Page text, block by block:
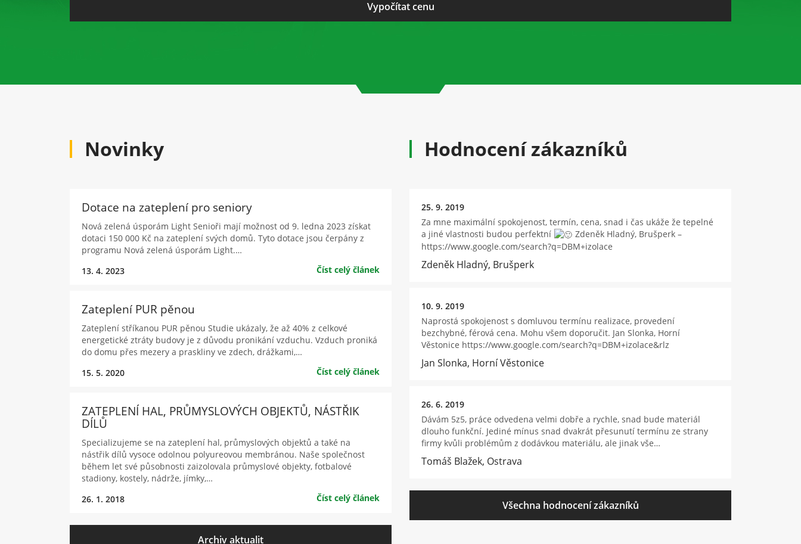
Novinky
Dotace na zateplení pro seniory
Nová zelená úsporám Light Senioři mají možnost od 9. ledna 2023 získat
dotaci 150 000 Kč na zateplení svých domů. Tyto dotace jsou čerpány z
programu Nová zelená úsporám Light.…
13. 4. 2023
Číst celý článek
Zateplení PUR pěnou
Zateplení stříkanou PUR pěnou Studie ukázaly, že až 40% z celkové
energetické ztráty budovy je z důvodu pronikání vzduchu. Vzduch proniká
do domu přes mezery a praskliny ve zdech, drážkami,…
15. 5. 2020
Číst celý článek
ZATEPLENÍ HAL, PRŮMYSLOVÝCH OBJEKTŮ, NÁSTŘIK
DÍLŮ
Specializujeme se na zateplení hal, průmyslových objektů a také na
nástřik dílů vysoce odolnou polyureovou membránou. Naše společnost
během let své působnosti zaizolovala průmyslové objekty, fotbalové
stadiony, kostely, nádrže, jímky,…
26. 1. 2018
Číst celý článek
Archiv aktualit
Hodnocení zákazníků
25. 9. 2019
Za mne maximální spokojenost, termín, cena, snad i čas ukáže že tepelné
a jiné vlastnosti budou perfektní
Zdeněk Hladný, Brušperk –
https://www.google.com/search?q=DBM+izolace
Zdeněk Hladný, Brušperk
10. 9. 2019
Naprostá spokojenost s domluvou termínu realizace, provedení
bezchybné, férová cena. Mohu všem doporučit. Jan Slonka, Horní
Věstonice https://www.google.com/search?q=DBM+izolace&rlz
Jan Slonka, Horní Věstonice
26. 6. 2019
Dávám 5z5, práce odvedena velmi dobře a rychle, snad bude materiál
dlouho funkční. Jediné mínus snad dvakrát přesunutí termínu ze strany
firmy kvůli problémům z dodávkou materiálu, ale jinak vše…
Tomáš Blažek, Ostrava
Všechna hodnocení zákazníků